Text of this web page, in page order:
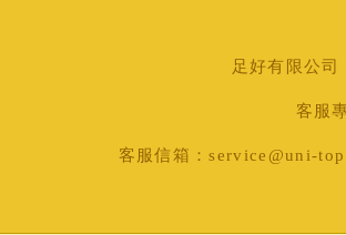
足好有限公
客服
客服信箱：service@uni-